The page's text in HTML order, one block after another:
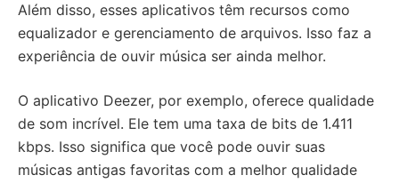
Além disso, esses aplicativos têm recursos como
equalizador e gerenciamento de arquivos. Isso faz a
experiência de ouvir música ser ainda melhor.
O aplicativo Deezer, por exemplo, oferece qualidade
de som incrível. Ele tem uma taxa de bits de 1.411
kbps. Isso significa que você pode ouvir suas
músicas antigas favoritas com a melhor qualidade